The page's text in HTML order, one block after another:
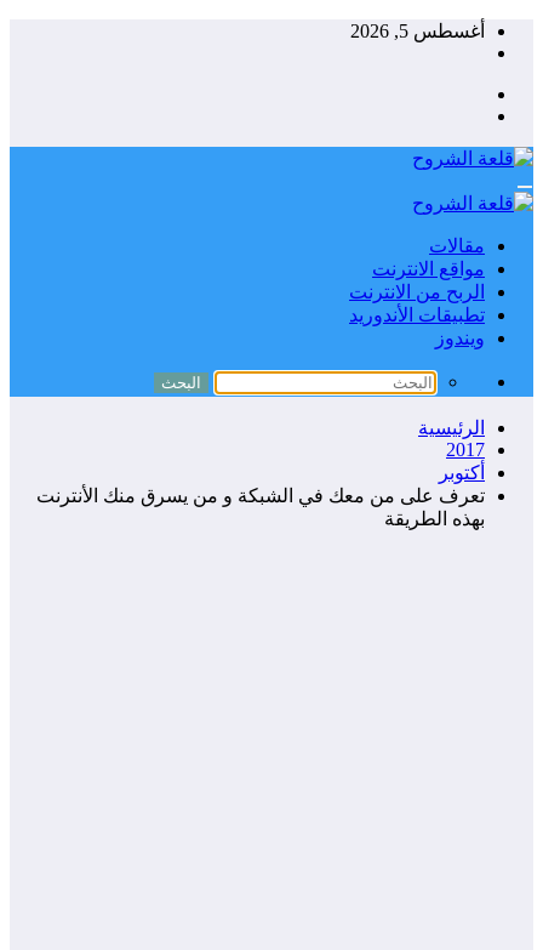
أغسطس 5, 2026
مقالات
مواقع الانترنت
الربح من الانترنت
تطبيقات الأندوريد
ويندوز
الرئيسية
2017
أكتوبر
تعرف على من معك في الشبكة و من يسرق منك الأنترنت
بهذه الطريقة